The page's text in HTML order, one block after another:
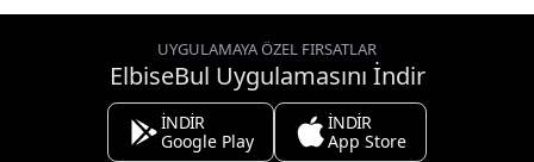
UYGULAMAYA ÖZEL FIRSATLAR
ElbiseBul Uygulamasını İndir
İNDİR
Google Play
İNDİR
App Store